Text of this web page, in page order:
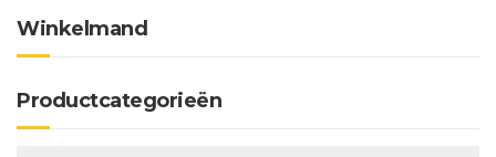
Winkelmand
Productcategorieën